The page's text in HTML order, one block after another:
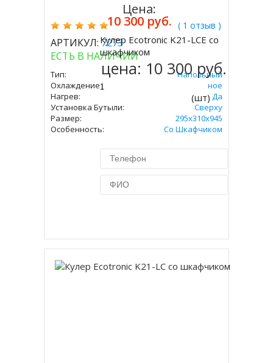
( 1 отзыв )
АРТИКУЛ:7273
ЕСТЬ В НАЛИЧИИ
Тип:
Напольный
Охлаждение:
Электронное
Нагрев:
Да
Установка Бутыли:
Сверху
Размер:
295х310х945
Особенность:
Со Шкафчиком
Цена:
10 300 руб.
Купить
Кулер Ecotronic K21-LCE со
шкафчиком
цена: 10 300 руб.
(шт)